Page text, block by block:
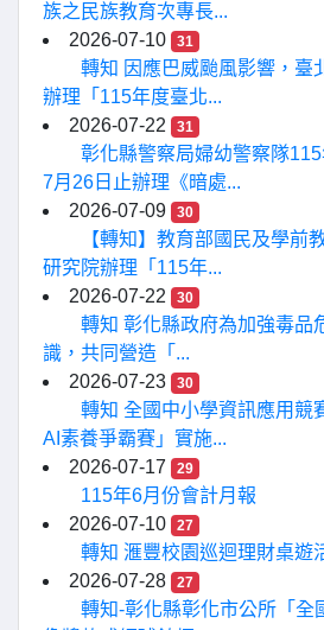
族之民族教育次專長...
2026-07-10
31
轉知 因應巴威颱風影響，臺
辦理「115年度臺北...
2026-07-22
31
彰化縣警察局婦幼警察隊
7月26日止辦理《暗處...
2026-07-09
30
【轉知】教育部國民及學前
研究院辦理「115年...
2026-07-22
30
轉知 彰化縣政府為加強毒品
識，共同營造「...
2026-07-23
30
轉知 全國中小學資訊應用競
AI素養爭霸賽」實施...
2026-07-17
29
115年6月份會計月報
2026-07-10
27
轉知 滙豐校園巡迴理財桌遊
2026-07-28
27
轉知-彰化縣彰化市公所「全